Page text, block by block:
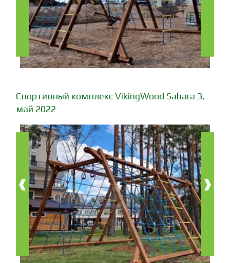
Спортивный комплекс VikingWood Sahara 3,
май 2022
‹ ›